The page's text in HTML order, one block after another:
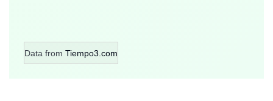
Data from Tiempo3.com